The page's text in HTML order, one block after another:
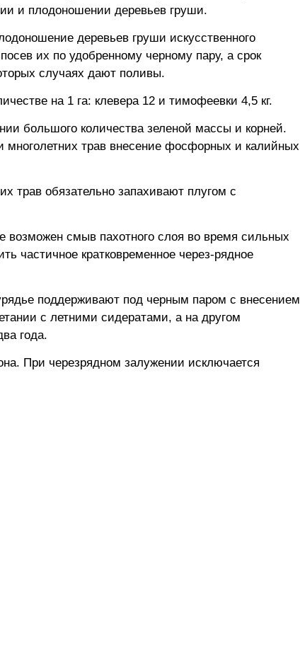
и плодоношении деревьев груши.
деревьев груши искусственного
их по удобренному черному пару, а срок
случаях дают поливы.
на 1 га: клевера 12 и тимофеевки 4,5 кг.
большого количества зеленой массы и корней.
многолетних трав внесение фосфорных и калийных
трав обязательно запахивают плугом с
возможен смыв пахотного слоя во время сильных
частичное кратковременное через-рядное
поддерживают под черным паром с внесением
с летними сидератами, а на другом
года.
При черезрядном залужении исключается